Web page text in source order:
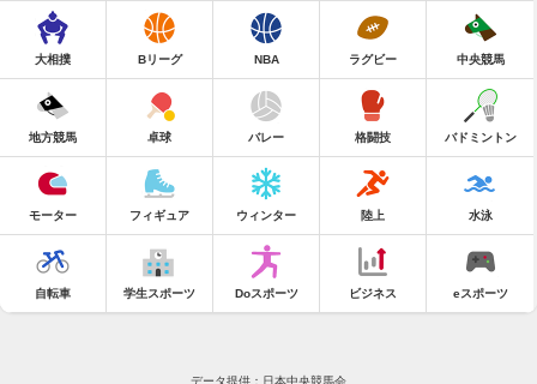
大相撲 Bリーグ NBA ラグビー 中央競馬
地方競馬 卓球 バレー 格闘技 バドミントン
モーター フィギュア ウィンター 陸上 水泳
自転車 学生スポーツ Doスポーツ ビジネス eスポーツ
データ提供：日本中央競馬会